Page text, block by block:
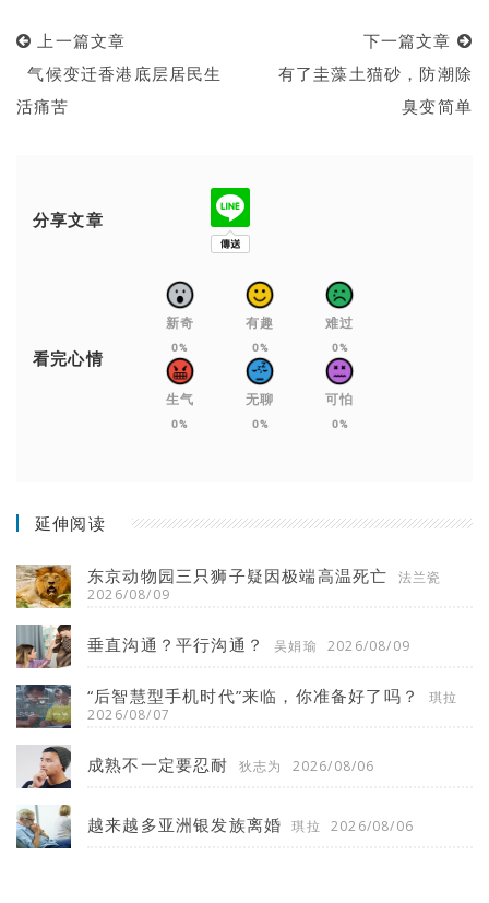
上一篇文章
气候变迁香港底层居民生
活痛苦
下一篇文章
有了圭藻土猫砂，防潮除
臭变简单
分享文章
看完心情
新奇
0%
有趣
0%
难过
0%
生气
0%
无聊
0%
可怕
0%
延伸阅读
东京动物园三只狮子疑因极端高温死亡
法兰瓷
2026/08/09
垂直沟通？平行沟通？ 吴娟瑜 2026/08/09
“后智慧型手机时代”来临，你准备好了吗？
琪拉
2026/08/07
成熟不一定要忍耐 狄志为 2026/08/06
越来越多亚洲银发族离婚 琪拉 2026/08/06